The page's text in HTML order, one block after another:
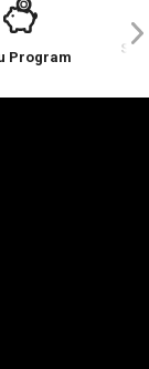
Program
Sie